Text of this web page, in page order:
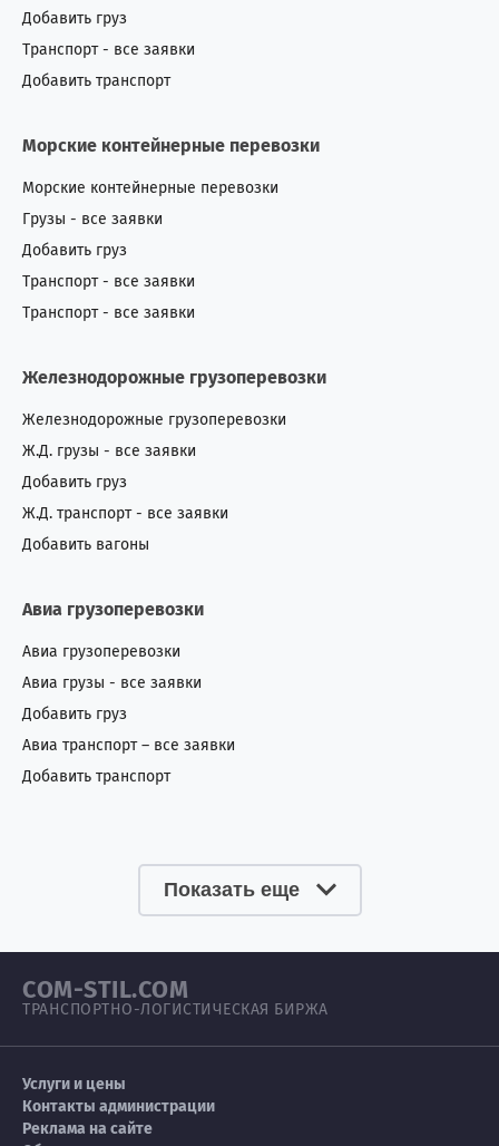
Добавить груз
Транспорт - все заявки
Добавить транспорт
Морские контейнерные перевозки
Морские контейнерные перевозки
Грузы - все заявки
Добавить груз
Транспорт - все заявки
Транспорт - все заявки
Железнодорожные грузоперевозки
Железнодорожные грузоперевозки
Ж.Д. грузы - все заявки
Добавить груз
Ж.Д. транспорт - все заявки
Добавить вагоны
Авиа грузоперевозки
Авиа грузоперевозки
Авиа грузы - все заявки
Добавить груз
Авиа транспорт – все заявки
Добавить транспорт
Показать еще
COM-STIL.COM
ТРАНСПОРТНО-ЛОГИСТИЧЕСКАЯ БИРЖА
Услуги и цены
Контакты администрации
Реклама на сайте